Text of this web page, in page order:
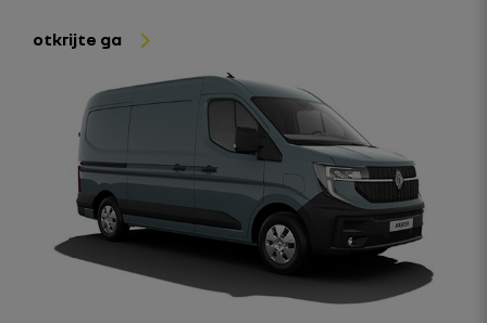
otkrijte ga